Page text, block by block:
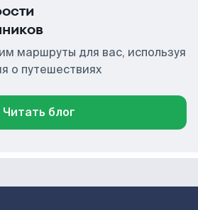
маршруты для вас, используя
о путешествиях
Читать блог